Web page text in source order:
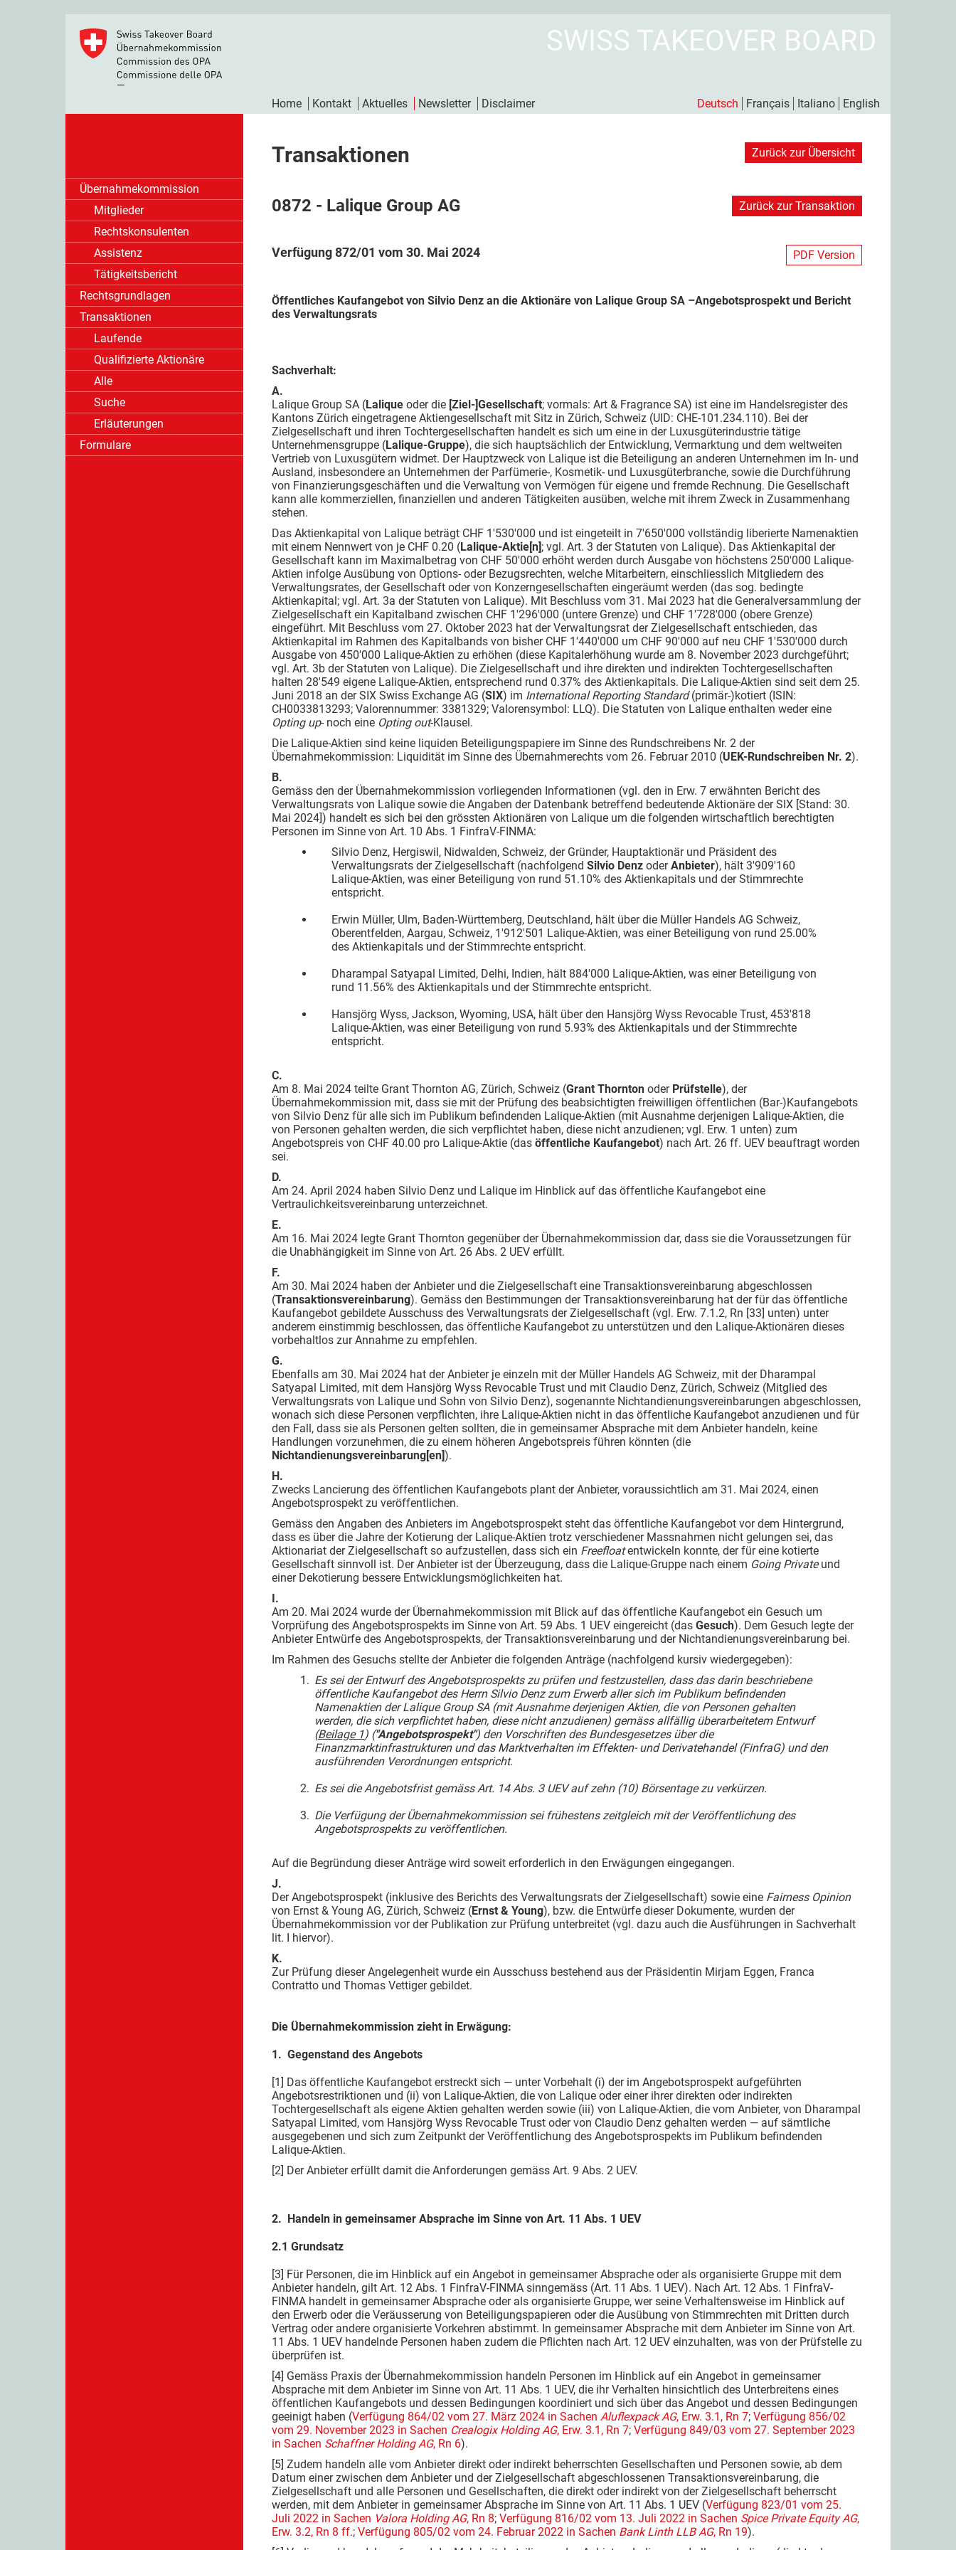
SWISS TAKEOVER BOARD
Home Kontakt Aktuelles Newsletter Disclaimer Deutsch Français Italiano English
Übernahmekommission
Mitglieder
Rechtskonsulenten
Assistenz
Tätigkeitsbericht
Rechtsgrundlagen
Transaktionen
Laufende
Qualifizierte Aktionäre
Alle
Suche
Erläuterungen
Formulare
Transaktionen Zurück zur Übersicht
0872 - Lalique Group AG Zurück zur Transaktion
Verfügung 872/01 vom 30. Mai 2024 PDF Version
Öffentliches Kaufangebot von Silvio Denz an die Aktionäre von Lalique Group SA –Angebotsprospekt und Bericht
des Verwaltungsrats
Sachverhalt:
A.
Lalique Group SA (Lalique oder die [Ziel-]Gesellschaft; vormals: Art & Fragrance SA) ist eine im Handelsregister des
Kantons Zürich eingetragene Aktiengesellschaft mit Sitz in Zürich, Schweiz (UID: CHE-101.234.110). Bei der
Zielgesellschaft und ihren Tochtergesellschaften handelt es sich um eine in der Luxusgüterindustrie tätige
Unternehmensgruppe (Lalique-Gruppe), die sich hauptsächlich der Entwicklung, Vermarktung und dem weltweiten
Vertrieb von Luxusgütern widmet. Der Hauptzweck von Lalique ist die Beteiligung an anderen Unternehmen im In- und
Ausland, insbesondere an Unternehmen der Parfümerie-, Kosmetik- und Luxusgüterbranche, sowie die Durchführung
von Finanzierungsgeschäften und die Verwaltung von Vermögen für eigene und fremde Rechnung. Die Gesellschaft
kann alle kommerziellen, finanziellen und anderen Tätigkeiten ausüben, welche mit ihrem Zweck in Zusammenhang
stehen.
Das Aktienkapital von Lalique beträgt CHF 1'530'000 und ist eingeteilt in 7'650'000 vollständig liberierte Namenaktien
mit einem Nennwert von je CHF 0.20 (Lalique-Aktie[n]; vgl. Art. 3 der Statuten von Lalique). Das Aktienkapital der
Gesellschaft kann im Maximalbetrag von CHF 50'000 erhöht werden durch Ausgabe von höchstens 250'000 Lalique-
Aktien infolge Ausübung von Options- oder Bezugsrechten, welche Mitarbeitern, einschliesslich Mitgliedern des
Verwaltungsrates, der Gesellschaft oder von Konzerngesellschaften eingeräumt werden (das sog. bedingte
Aktienkapital; vgl. Art. 3a der Statuten von Lalique). Mit Beschluss vom 31. Mai 2023 hat die Generalversammlung der
Zielgesellschaft ein Kapitalband zwischen CHF 1'296'000 (untere Grenze) und CHF 1'728'000 (obere Grenze)
eingeführt. Mit Beschluss vom 27. Oktober 2023 hat der Verwaltungsrat der Zielgesellschaft entschieden, das
Aktienkapital im Rahmen des Kapitalbands von bisher CHF 1'440'000 um CHF 90'000 auf neu CHF 1'530'000 durch
Ausgabe von 450'000 Lalique-Aktien zu erhöhen (diese Kapitalerhöhung wurde am 8. November 2023 durchgeführt;
vgl. Art. 3b der Statuten von Lalique). Die Zielgesellschaft und ihre direkten und indirekten Tochtergesellschaften
halten 28'549 eigene Lalique-Aktien, entsprechend rund 0.37% des Aktienkapitals. Die Lalique-Aktien sind seit dem 25.
Juni 2018 an der SIX Swiss Exchange AG (SIX) im International Reporting Standard(primär-)kotiert (ISIN:
CH0033813293; Valorennummer: 3381329; Valorensymbol: LLQ). Die Statuten von Lalique enthalten weder eine
Opting up- noch eine Opting out-Klausel.
Die Lalique-Aktien sind keine liquiden Beteiligungspapiere im Sinne des Rundschreibens Nr. 2 der
Übernahmekommission: Liquidität im Sinne des Übernahmerechts vom 26. Februar 2010 (UEK-Rundschreiben Nr. 2).
B.
Gemäss den der Übernahmekommission vorliegenden Informationen (vgl. den in Erw. 7 erwähnten Bericht des
Verwaltungsrats von Lalique sowie die Angaben der Datenbank betreffend bedeutende Aktionäre der SIX [Stand: 30.
Mai 2024]) handelt es sich bei den grössten Aktionären von Lalique um die folgenden wirtschaftlich berechtigten
Personen im Sinne von Art. 10 Abs. 1 FinfraV-FINMA:
Silvio Denz, Hergiswil, Nidwalden, Schweiz, der Gründer, Hauptaktionär und Präsident des
Verwaltungsrats der Zielgesellschaft (nachfolgend Silvio Denz oderAnbieter), hält 3'909'160
Lalique-Aktien, was einer Beteiligung von rund 51.10% des Aktienkapitals und der Stimmrechte
entspricht.
Erwin Müller, Ulm, Baden-Württemberg, Deutschland, hält über die Müller Handels AG Schweiz,
Oberentfelden, Aargau, Schweiz, 1'912'501 Lalique-Aktien, was einer Beteiligung von rund 25.00%
des Aktienkapitals und der Stimmrechte entspricht.
Dharampal Satyapal Limited, Delhi, Indien, hält 884'000 Lalique-Aktien, was einer Beteiligung von
rund 11.56% des Aktienkapitals und der Stimmrechte entspricht.
Hansjörg Wyss, Jackson, Wyoming, USA, hält über den Hansjörg Wyss Revocable Trust, 453'818
Lalique-Aktien, was einer Beteiligung von rund 5.93% des Aktienkapitals und der Stimmrechte
entspricht.
C.
Am 8. Mai 2024 teilte Grant Thornton AG, Zürich, Schweiz (Grant Thornton oderPrüfstelle), der
Übernahmekommission mit, dass sie mit der Prüfung des beabsichtigten freiwilligen öffentlichen (Bar-)Kaufangebots
von Silvio Denz für alle sich im Publikum befindenden Lalique-Aktien (mit Ausnahme derjenigen Lalique-Aktien, die
von Personen gehalten werden, die sich verpflichtet haben, diese nicht anzudienen; vgl. Erw. 1 unten) zum
Angebotspreis von CHF 40.00 pro Lalique-Aktie (das öffentliche Kaufangebot) nach Art. 26 ff. UEV beauftragt worden
sei.
D.
Am 24. April 2024 haben Silvio Denz und Lalique im Hinblick auf das öffentliche Kaufangebot eine
Vertraulichkeitsvereinbarung unterzeichnet.
E.
Am 16. Mai 2024 legte Grant Thornton gegenüber der Übernahmekommission dar, dass sie die Voraussetzungen für
die Unabhängigkeit im Sinne von Art. 26 Abs. 2 UEV erfüllt.
F.
Am 30. Mai 2024 haben der Anbieter und die Zielgesellschaft eine Transaktionsvereinbarung abgeschlossen
(Transaktionsvereinbarung). Gemäss den Bestimmungen der Transaktionsvereinbarung hat der für das öffentliche
Kaufangebot gebildete Ausschuss des Verwaltungsrats der Zielgesellschaft (vgl. Erw. 7.1.2, Rn [33] unten) unter
anderem einstimmig beschlossen, das öffentliche Kaufangebot zu unterstützen und den Lalique-Aktionären dieses
vorbehaltlos zur Annahme zu empfehlen.
G.
Ebenfalls am 30. Mai 2024 hat der Anbieter je einzeln mit der Müller Handels AG Schweiz, mit der Dharampal
Satyapal Limited, mit dem Hansjörg Wyss Revocable Trust und mit Claudio Denz, Zürich, Schweiz (Mitglied des
Verwaltungsrats von Lalique und Sohn von Silvio Denz), sogenannte Nichtandienungsvereinbarungen abgeschlossen,
wonach sich diese Personen verpflichten, ihre Lalique-Aktien nicht in das öffentliche Kaufangebot anzudienen und für
den Fall, dass sie als Personen gelten sollten, die in gemeinsamer Absprache mit dem Anbieter handeln, keine
Handlungen vorzunehmen, die zu einem höheren Angebotspreis führen könnten (die
Nichtandienungsvereinbarung[en]).
H.
Zwecks Lancierung des öffentlichen Kaufangebots plant der Anbieter, voraussichtlich am 31. Mai 2024, einen
Angebotsprospekt zu veröffentlichen.
Gemäss den Angaben des Anbieters im Angebotsprospekt steht das öffentliche Kaufangebot vor dem Hintergrund,
dass es über die Jahre der Kotierung der Lalique-Aktien trotz verschiedener Massnahmen nicht gelungen sei, das
Aktionariat der Zielgesellschaft so aufzustellen, dass sich ein Freefloatentwickeln konnte, der für eine kotierte
Gesellschaft sinnvoll ist. Der Anbieter ist der Überzeugung, dass die Lalique-Gruppe nach einem Going Privateund
einer Dekotierung bessere Entwicklungsmöglichkeiten hat.
I.
Am 20. Mai 2024 wurde der Übernahmekommission mit Blick auf das öffentliche Kaufangebot ein Gesuch um
Vorprüfung des Angebotsprospekts im Sinne von Art. 59 Abs. 1 UEV eingereicht (das Gesuch). Dem Gesuch legte der
Anbieter Entwürfe des Angebotsprospekts, der Transaktionsvereinbarung und der Nichtandienungsvereinbarung bei.
Im Rahmen des Gesuchs stellte der Anbieter die folgenden Anträge (nachfolgend kursiv wiedergegeben):
1. Es sei der Entwurf des Angebotsprospekts zu prüfen und festzustellen, dass das darin beschriebene
öffentliche Kaufangebot des Herrn Silvio Denz zum Erwerb aller sich im Publikum befindenden
Namenaktien der Lalique Group SA (mit Ausnahme derjenigen Aktien, die von Personen gehalten
werden, die sich verpflichtet haben, diese nicht anzudienen) gemäss allfällig überarbeitetem Entwurf
(Beilage 1) ("Angebotsprospekt") den Vorschriften des Bundesgesetzes über die
Finanzmarktinfrastrukturen und das Marktverhalten im Effekten- und Derivatehandel (FinfraG) und den
ausführenden Verordnungen entspricht.
2. Es sei die Angebotsfrist gemäss Art. 14 Abs. 3 UEV auf zehn (10) Börsentage zu verkürzen.
3. Die Verfügung der Übernahmekommission sei frühestens zeitgleich mit der Veröffentlichung des
Angebotsprospekts zu veröffentlichen.
Auf die Begründung dieser Anträge wird soweit erforderlich in den Erwägungen eingegangen.
J.
Der Angebotsprospekt (inklusive des Berichts des Verwaltungsrats der Zielgesellschaft) sowie eine Fairness Opinion
von Ernst & Young AG, Zürich, Schweiz (Ernst & Young), bzw. die Entwürfe dieser Dokumente, wurden der
Übernahmekommission vor der Publikation zur Prüfung unterbreitet (vgl. dazu auch die Ausführungen in Sachverhalt
lit. I hiervor).
K.
Zur Prüfung dieser Angelegenheit wurde ein Ausschuss bestehend aus der Präsidentin Mirjam Eggen, Franca
Contratto und Thomas Vettiger gebildet.
Die Übernahmekommission zieht in Erwägung:
1. Gegenstand des Angebots
[1] Das öffentliche Kaufangebot erstreckt sich — unter Vorbehalt (i) der im Angebotsprospekt aufgeführten
Angebotsrestriktionen und (ii) von Lalique-Aktien, die von Lalique oder einer ihrer direkten oder indirekten
Tochtergesellschaft als eigene Aktien gehalten werden sowie (iii) von Lalique-Aktien, die vom Anbieter, von Dharampal
Satyapal Limited, vom Hansjörg Wyss Revocable Trust oder von Claudio Denz gehalten werden — auf sämtliche
ausgegebenen und sich zum Zeitpunkt der Veröffentlichung des Angebotsprospekts im Publikum befindenden
Lalique-Aktien.
[2] Der Anbieter erfüllt damit die Anforderungen gemäss Art. 9 Abs. 2 UEV.
2. Handeln in gemeinsamer Absprache im Sinne von Art. 11 Abs. 1 UEV
2.1 Grundsatz
[3] Für Personen, die im Hinblick auf ein Angebot in gemeinsamer Absprache oder als organisierte Gruppe mit dem
Anbieter handeln, gilt Art. 12 Abs. 1 FinfraV-FINMA sinngemäss (Art. 11 Abs. 1 UEV). Nach Art. 12 Abs. 1 FinfraV-
FINMA handelt in gemeinsamer Absprache oder als organisierte Gruppe, wer seine Verhaltensweise im Hinblick auf
den Erwerb oder die Veräusserung von Beteiligungspapieren oder die Ausübung von Stimmrechten mit Dritten durch
Vertrag oder andere organisierte Vorkehren abstimmt. In gemeinsamer Absprache mit dem Anbieter im Sinne von Art.
11 Abs. 1 UEV handelnde Personen haben zudem die Pflichten nach Art. 12 UEV einzuhalten, was von der Prüfstelle zu
überprüfen ist.
[4] Gemäss Praxis der Übernahmekommission handeln Personen im Hinblick auf ein Angebot in gemeinsamer
Absprache mit dem Anbieter im Sinne von Art. 11 Abs. 1 UEV, die ihr Verhalten hinsichtlich des Unterbreitens eines
öffentlichen Kaufangebots und dessen Bedingungen koordiniert und sich über das Angebot und dessen Bedingungen
geeinigt haben (Verfügung 864/02 vom 27. März 2024 in Sachen Aluflexpack AG, Erw. 3.1, Rn 7; Verfügung 856/02
vom 29. November 2023 in Sachen Crealogix Holding AG, Erw. 3.1, Rn 7; Verfügung 849/03 vom 27. September 2023
in Sachen Schaffner Holding AG, Rn 6).
[5] Zudem handeln alle vom Anbieter direkt oder indirekt beherrschten Gesellschaften und Personen sowie, ab dem
Datum einer zwischen dem Anbieter und der Zielgesellschaft abgeschlossenen Transaktionsvereinbarung, die
Zielgesellschaft und alle Personen und Gesellschaften, die direkt oder indirekt von der Zielgesellschaft beherrscht
werden, mit dem Anbieter in gemeinsamer Absprache im Sinne von Art. 11 Abs. 1 UEV (Verfügung 823/01 vom 25.
Juli 2022 in Sachen Valora Holding AG, Rn 8; Verfügung 816/02 vom 13. Juli 2022 in Sachen Spice Private Equity AG,
Erw. 3.2, Rn 8 ff.; Verfügung 805/02 vom 24. Februar 2022 in Sachen Bank Linth LLB AG, Rn 19).